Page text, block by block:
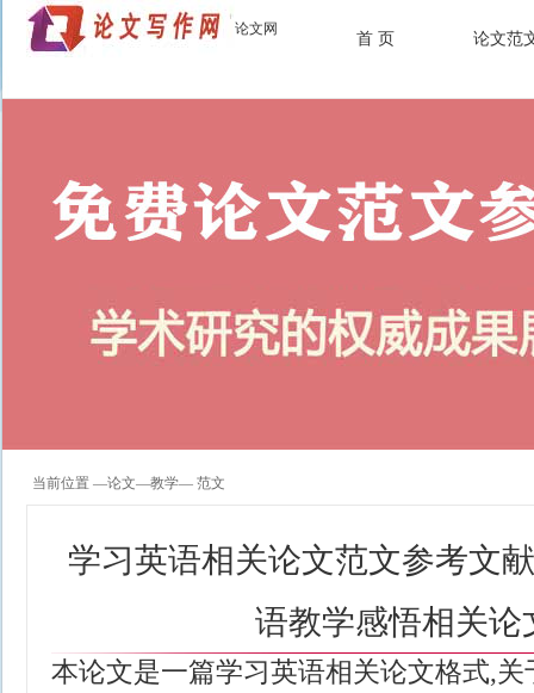
论文网
首 页 论文范
当前位置 —论文—教学— 范文
学习英语相关论文范文参考文
语教学感悟相关论
本论文是一篇学习英语相关论文格式,